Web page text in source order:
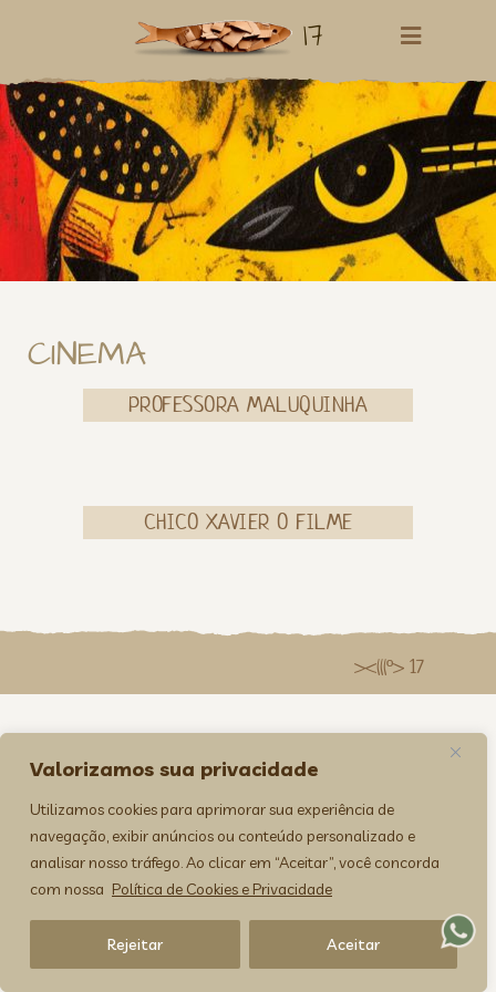
Valorizamos sua privacidade
Utilizamos cookies para aprimorar sua experiência de
navegação, exibir anúncios ou conteúdo personalizado e
analisar nosso tráfego. Ao clicar em “Aceitar”, você concorda
com nossa Política de Cookies e Privacidade
Rejeitar Aceitar
17
CINEMA
PROFESSORA MALUQUINHA
CHICO XAVIER O FILME
><(((º> 17